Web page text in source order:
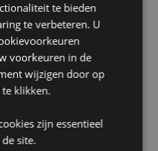
30 minuten
wierook stroomt
mist rond het product. Dit
oppervlak worden
licht residu achterlaten op
het oppervlak waarop de
door natuurlijke oliën en
nooit onbeheerd achter.
Wierookhouders
te bieden
te verbeteren. U
voorkeuren in de
wijzigen door op
klikken.
zijn essentieel
site.